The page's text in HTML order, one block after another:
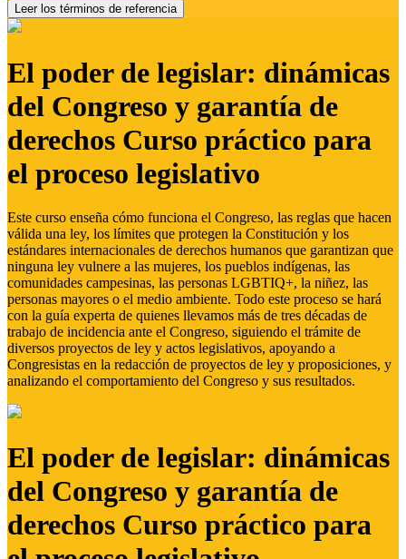
Leer los términos de referencia
El poder de legislar: dinámicas
del Congreso y garantía de
derechos Curso práctico para
el proceso legislativo
Este curso enseña cómo funciona el Congreso, las reglas que hacen
válida una ley, los límites que protegen la Constitución y los
estándares internacionales de derechos humanos que garantizan que
ninguna ley vulnere a las mujeres, los pueblos indígenas, las
comunidades campesinas, las personas LGBTIQ+, la niñez, las
personas mayores o el medio ambiente. Todo este proceso se hará
con la guía experta de quienes llevamos más de tres décadas de
trabajo de incidencia ante el Congreso, siguiendo el trámite de
diversos proyectos de ley y actos legislativos, apoyando a
Congresistas en la redacción de proyectos de ley y proposiciones, y
analizando el comportamiento del Congreso y sus resultados.
El poder de legislar: dinámicas
del Congreso y garantía de
derechos Curso práctico para